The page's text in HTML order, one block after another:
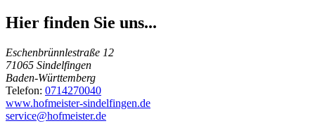
Hier finden Sie uns...
Eschenbrünnlestraße 12
71065 Sindelfingen
Baden-Württemberg
Telefon: 0714270040
www.hofmeister-sindelfingen.de
service@hofmeister.de